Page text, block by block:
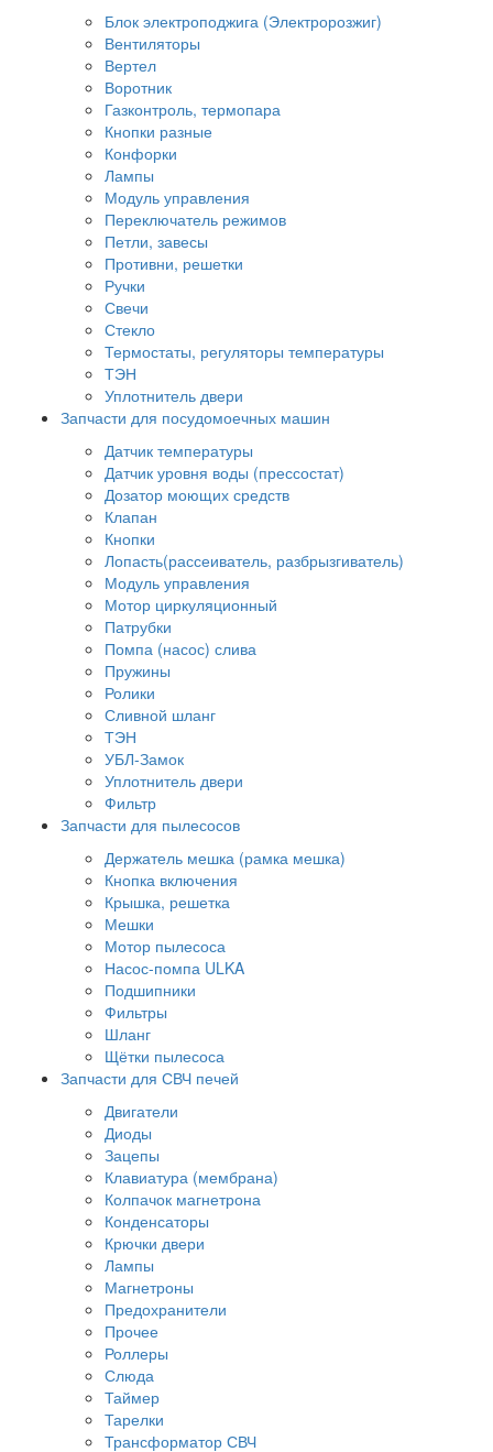
Блок электроподжига (Электророзжиг)
Вентиляторы
Вертел
Воротник
Газконтроль, термопара
Кнопки разные
Конфорки
Лампы
Модуль управления
Переключатель режимов
Петли, завесы
Противни, решетки
Ручки
Свечи
Стекло
Термостаты, регуляторы температуры
ТЭН
Уплотнитель двери
Запчасти для посудомоечных машин
Датчик температуры
Датчик уровня воды (прессостат)
Дозатор моющих средств
Клапан
Кнопки
Лопасть(рассеиватель, разбрызгиватель)
Модуль управления
Мотор циркуляционный
Патрубки
Помпа (насос) слива
Пружины
Ролики
Сливной шланг
ТЭН
УБЛ-Замок
Уплотнитель двери
Фильтр
Запчасти для пылесосов
Держатель мешка (рамка мешка)
Кнопка включения
Крышка, решетка
Мешки
Мотор пылесоса
Насос-помпа ULKA
Подшипники
Фильтры
Шланг
Щётки пылесоса
Запчасти для СВЧ печей
Двигатели
Диоды
Зацепы
Клавиатура (мембрана)
Колпачок магнетрона
Конденсаторы
Крючки двери
Лампы
Магнетроны
Предохранители
Прочее
Роллеры
Слюда
Таймер
Тарелки
Трансформатор СВЧ